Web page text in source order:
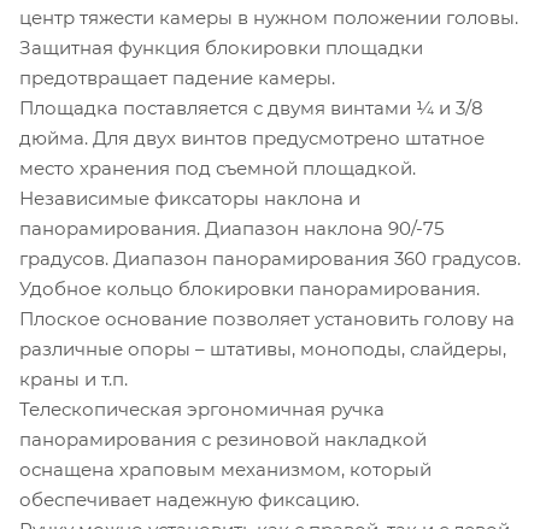
центр тяжести камеры в нужном положении головы.
Защитная функция блокировки площадки
предотвращает падение камеры.
Площадка поставляется с двумя винтами ¼ и 3/8
дюйма. Для двух винтов предусмотрено штатное
место хранения под съемной площадкой.
Независимые фиксаторы наклона и
панорамирования. Диапазон наклона 90/-75
градусов. Диапазон панорамирования 360 градусов.
Удобное кольцо блокировки панорамирования.
Плоское основание позволяет установить голову на
различные опоры – штативы, моноподы, слайдеры,
краны и т.п.
Телескопическая эргономичная ручка
панорамирования с резиновой накладкой
оснащена храповым механизмом, который
обеспечивает надежную фиксацию.